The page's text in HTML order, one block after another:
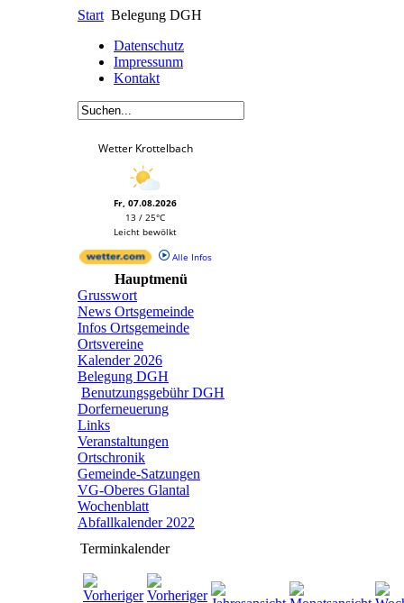
Start Belegung DGH
Datenschutz
Impressunm
Kontakt
Wetter Krottelbach
Fr, 07.08.2026
13 / 25°C
Leicht bewölkt
Alle Infos
Hauptmenü
Grusswort
News Ortsgemeinde
Infos Ortsgemeinde
Ortsvereine
Kalender 2026
Belegung DGH
Benutzungsgebühr DGH
Dorferneuerung
Links
Veranstaltungen
Ortschronik
Gemeinde-Satzungen
VG-Oberes Glantal
Wochenblatt
Abfallkalender 2022
Terminkalender